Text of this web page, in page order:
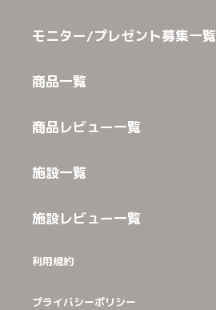
モニター/プレゼント募集一覧
商品一覧
商品レビュー一覧
施設一覧
施設レビュー一覧
利用規約
プライバシーポリシー